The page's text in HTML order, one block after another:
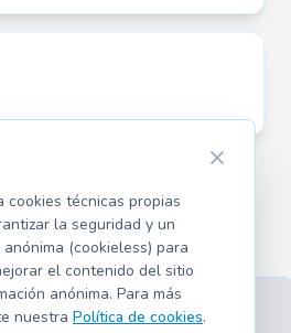
cookies técnicas propias
la seguridad y un
(cookieless) para
el contenido del sitio
anónima. Para más
nuestra Política de cookies.